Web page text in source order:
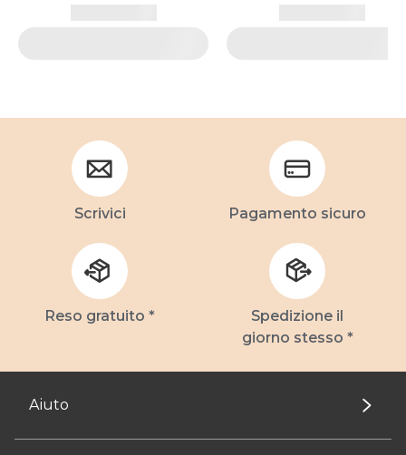
Scrivici Pagamento sicuro
Reso gratuito *
Spedizione il
giorno stesso *
Aiuto